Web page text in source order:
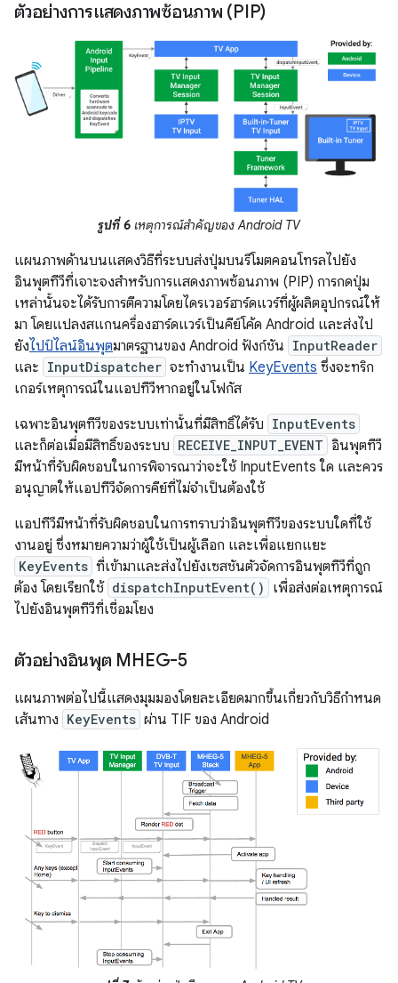
ตัวอย่างการแสดงภาพซ้อนภาพ (PIP)
รูปที่ 6 เหตุการณ์สำคัญของ Android TV
แผนภาพด้านบนแสดงวิธีที่ระบบส่งปุ่มบนรีโมตคอนโทรลไปยัง
อินพุตทีวีที่เจาะจงสำหรับการแสดงภาพซ้อนภาพ (PIP) การกดปุ่ม
เหล่านั้นจะได้รับการตีความโดยไดรเวอร์ฮาร์ดแวร์ที่ผู้ผลิตอุปกรณ์ให้
มา โดยแปลงสแกนครื่องฮาร์ดแวร์เป็นคีย์โค้ด Android และส่งไป
ยังไปป์ไลน์อินพุตมาตรฐานของ Android ฟังก์ชัน InputReader
และ InputDispatcher จะทำงานเป็น KeyEvents ซึ่งจะทริก
เกอร์เหตุการณ์ในแอปทีวีหากอยู่ในโฟกัส
เฉพาะอินพุตทีวีของระบบเท่านั้นที่มีสิทธิ์ได้รับ InputEvents
และก็ต่อเมื่อมีสิทธิ์ของระบบ RECEIVE_INPUT_EVENT อินพุตทีวี
มีหน้าที่รับผิดชอบในการพิจารณาว่าจะใช้ InputEvents ใด และควร
อนุญาตให้แอปทีวีจัดการคีย์ที่ไม่จำเป็นต้องใช้
แอปทีวีมีหน้าที่รับผิดชอบในการทราบว่าอินพุตทีวีของระบบใดที่ใช้
งานอยู่ ซึ่งหมายความว่าผู้ใช้เป็นผู้เลือก และเพื่อแยกแยะ
KeyEvents ที่เข้ามาและส่งไปยังเซสชันตัวจัดการอินพุตทีวีที่ถูก
ต้อง โดยเรียกใช้ dispatchInputEvent()
เพื่อส่งต่อเหตุการณ์
ไปยังอินพุตทีวีที่เชื่อมโยง
ตัวอย่างอินพุต MHEG-5
แผนภาพต่อไปนี้แสดงมุมมองโดยละเอียดมากขึ้นเกี่ยวกับวิธีกำหนด
เส้นทาง KeyEvents ผ่าน TIF ของ Android